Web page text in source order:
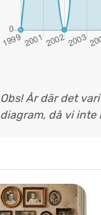
Obs! År där det
diagram, då vi inte